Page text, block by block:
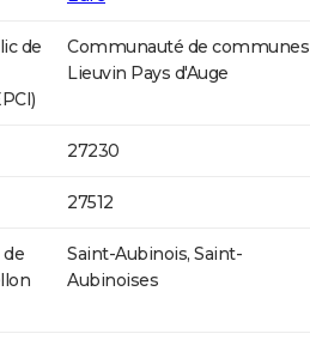
de
Communauté de communes
Lieuvin Pays d'Auge
27230
27512
Saint-Aubinois, Saint-
Aubinoises